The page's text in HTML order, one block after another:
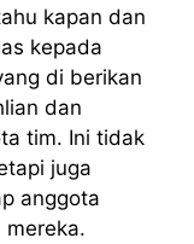
kapan dan
kepada
di berikan
dan
tim. Ini tidak
juga
anggota